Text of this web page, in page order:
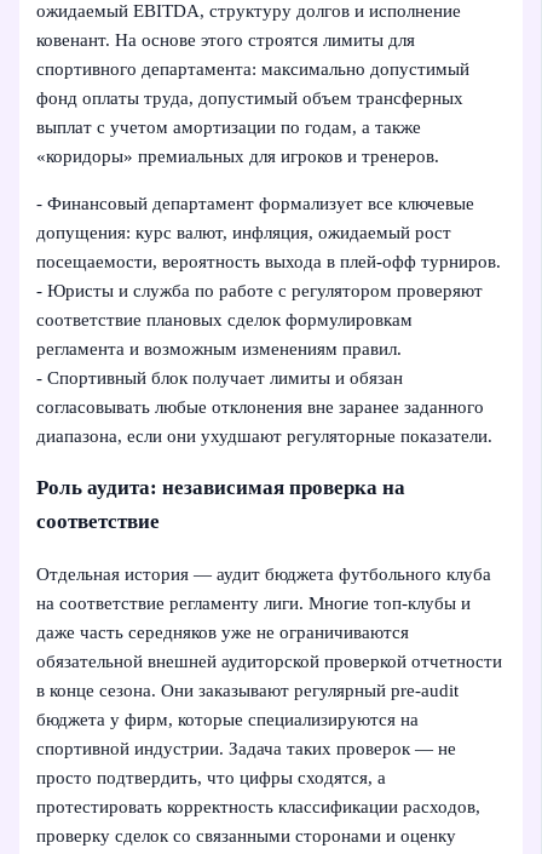
ожидаемый EBITDA, структуру долгов и исполнение
ковенант. На основе этого строятся лимиты для
спортивного департамента: максимально допустимый
фонд оплаты труда, допустимый объем трансферных
выплат с учетом амортизации по годам, а также
«коридоры» премиальных для игроков и тренеров.
- Финансовый департамент формализует все ключевые
допущения: курс валют, инфляция, ожидаемый рост
посещаемости, вероятность выхода в плей-офф турниров.
- Юристы и служба по работе с регулятором проверяют
соответствие плановых сделок формулировкам
регламента и возможным изменениям правил.
- Спортивный блок получает лимиты и обязан
согласовывать любые отклонения вне заранее заданного
диапазона, если они ухудшают регуляторные показатели.
Роль аудита: независимая проверка на
соответствие
Отдельная история — аудит бюджета футбольного клуба
на соответствие регламенту лиги. Многие топ‑клубы и
даже часть середняков уже не ограничиваются
обязательной внешней аудиторской проверкой отчетности
в конце сезона. Они заказывают регулярный pre‑audit
бюджета у фирм, которые специализируются на
спортивной индустрии. Задача таких проверок — не
просто подтвердить, что цифры сходятся, а
протестировать корректность классификации расходов,
проверку сделок со связанными сторонами и оценку